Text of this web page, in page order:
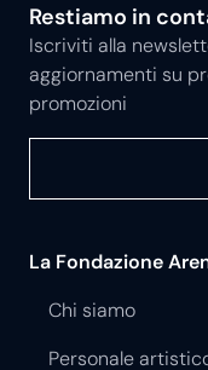
Restiamo in
Iscriviti alla
aggiornamenti su
promozioni
La Fondazione
Chi siamo
Personale